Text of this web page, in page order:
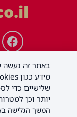
באתר זה נעשה
שלישיים כדי
יותר וכן
המשך הגלישה